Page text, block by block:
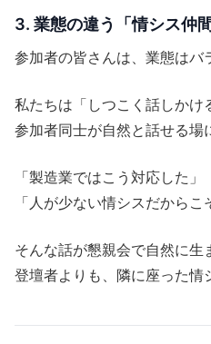
3. 業態の違う「情シス仲
参加者の皆さんは、業態はバ
私たちは「しつこく話しかけ
参加者同士が自然と話せる場
「製造業ではこう対応した」
「人が少ない情シスだから
そんな話が懇親会で自然に生
登壇者よりも、隣に座った情